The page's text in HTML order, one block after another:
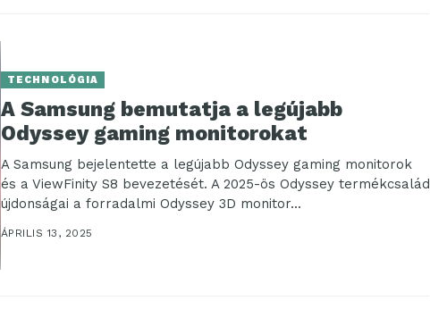
TECHNOLÓGIA
A Samsung bemutatja a legújabb
Odyssey gaming monitorokat
A Samsung bejelentette a legújabb Odyssey gaming monitorok
és a ViewFinity S8 bevezetését. A 2025-ös Odyssey termékcsalád
újdonságai a forradalmi Odyssey 3D monitor...
ÁPRILIS 13, 2025